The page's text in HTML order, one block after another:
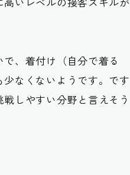
、着付け（自分で着る
少なくないようです。です
しやすい分野と言えそう